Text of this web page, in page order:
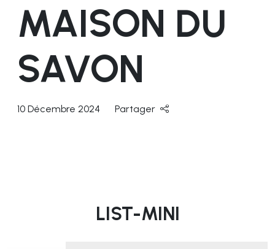
MAISON DU
SAVON
10 Décembre 2024 Partager
LIST-MINI